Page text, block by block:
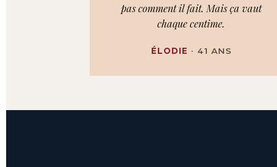
pas comment il fait. Mais ça vaut
chaque centime.
ÉLODIE · 41 ANS